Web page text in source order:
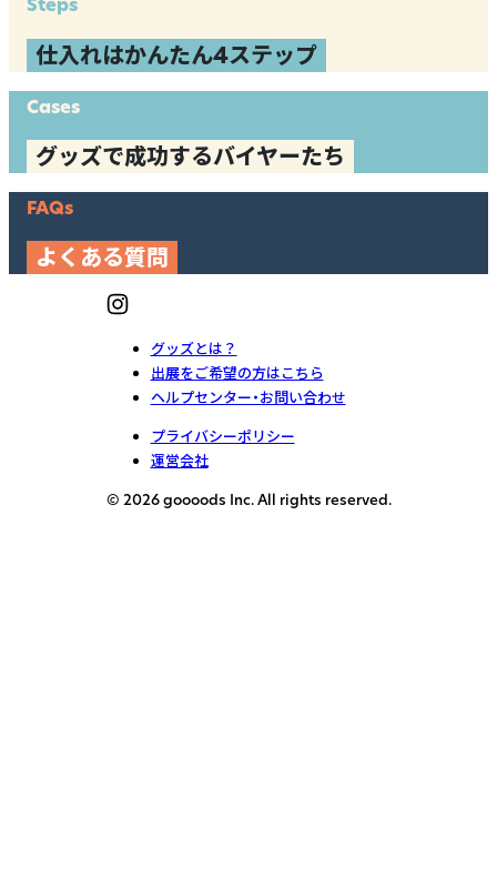
Steps
仕入れはかんたん4ステップ
Cases
グッズで成功するバイヤーたち
FAQs
よくある質問
グッズとは？
出展をご希望の方はこちら
ヘルプセンター・お問い合わせ
プライバシーポリシー
運営会社
© 2026 goooods Inc. All rights reserved.